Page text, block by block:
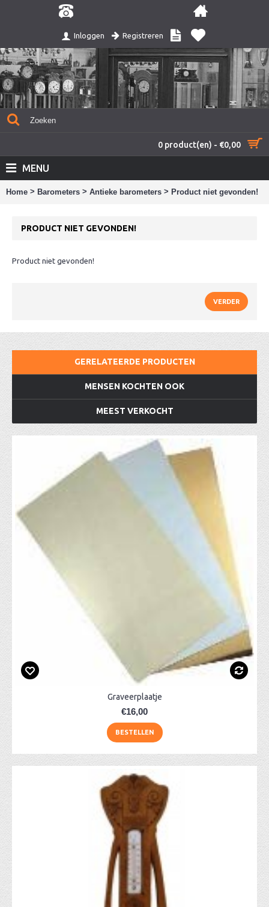
Inloggen Registreren
0 product(en) - €0,00
MENU
Home > Barometers > Antieke barometers > Product niet gevonden!
PRODUCT NIET GEVONDEN!
Product niet gevonden!
VERDER
GERELATEERDE PRODUCTEN
MENSEN KOCHTEN OOK
MEEST VERKOCHT
Graveerplaatje
€16,00
BESTELLEN